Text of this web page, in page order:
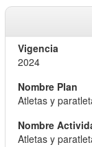
2024
Atletas y
Atletas y